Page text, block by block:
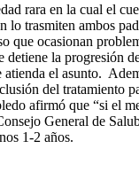
rara en la cual el
lo trasmiten ambos
que ocasionan
detiene la progresión
el asunto.
del tratamiento
afirmó que “si el
General de
1-2 años.